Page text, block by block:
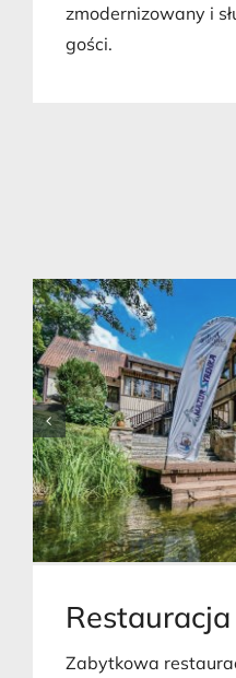
zmodernizowany i
gości.
Zabytkowa